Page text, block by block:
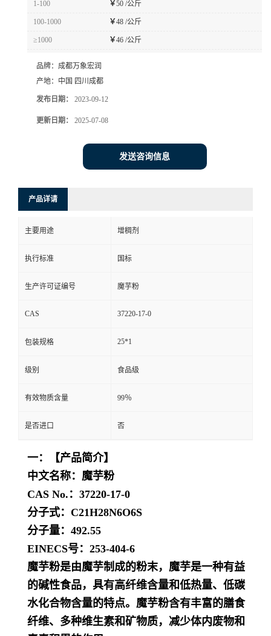
1-100 ￥50 /公斤
100-1000 ￥48 /公斤
≥1000 ￥46 /公斤
品牌： 成都万象宏润
产地： 中国 四川成都
发布日期： 2023-09-12
更新日期： 2025-07-08
发送咨询信息
产品详请
主要用途 增稠剂
执行标准 国标
生产许可证编号 魔芋粉
CAS 37220-17-0
包装规格 25*1
级别 食品级
有效物质含量 99％
是否进口 否
一：【产品简介】
中文名称：魔芋粉
CAS No.：37220-17-0
分子式：C21H28N6O6S
分子量：492.55
EINECS号：253-404-6
魔芋粉是由魔芋制成的粉末，魔芋是一种有益
的碱性食品，具有高纤维含量和低热量、低碳
水化合物含量的特点。魔芋粉含有丰富的膳食
纤维、多种维生素和矿物质，减少体内废物和